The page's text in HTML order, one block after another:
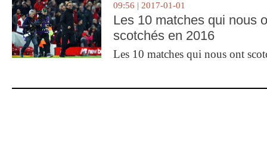
09:56 | 2017-01-01
Les 10 matches qui nous
scotchés en 2016
Les 10 matches qui nous ont